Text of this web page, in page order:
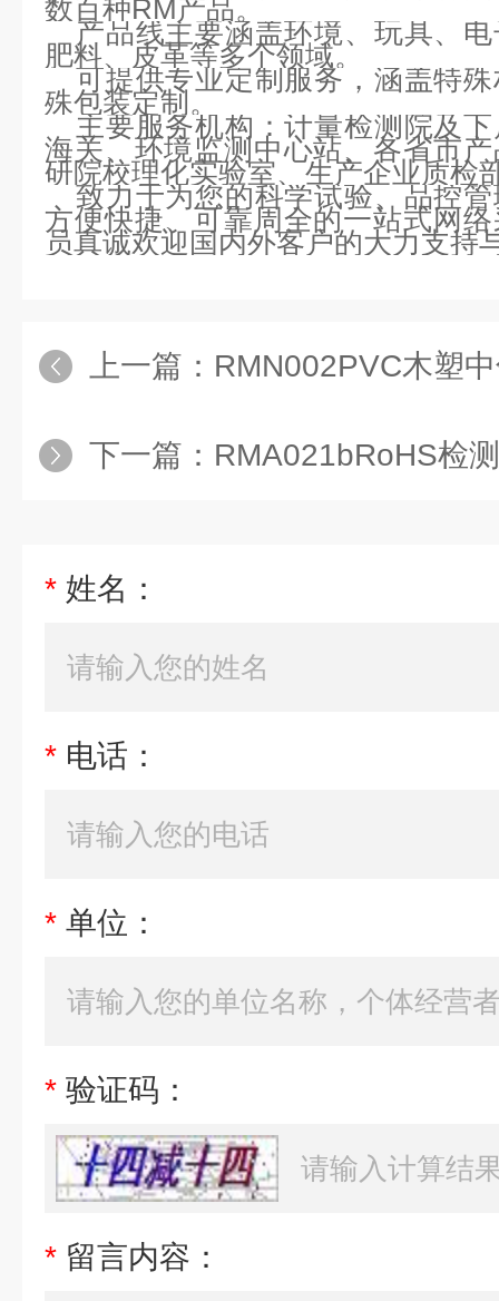
数百种RM产品。
产品线主要涵盖环境、玩具、
肥料、皮革等多个领域。
可提供专业定制服务，涵盖特
殊包装定制。
主要服务机构：计量检测院及
海关、环境监测中心站、各省市
研院校理化实验室、生产企业质检
致力于为您的科学试验、品控
方便快捷、可靠周全的一站式网
员真诚欢迎国内外客户的大力支
上一篇： RMN002PVC木塑中邻
下一篇： RMA021bRoHS检测用质量控
* 姓名：
* 电话：
* 单位：
* 验证码：
* 留言内容：